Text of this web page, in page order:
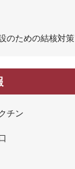
のための結核対
チン